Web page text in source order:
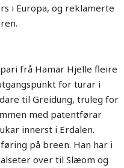
i Europa, og reklamerte
frå Hamar Hjelle fleire
for turar i
til Greidung, truleg for
med patentførar
innerst i Erdalen.
på breen. Han har i
over til Slæom og